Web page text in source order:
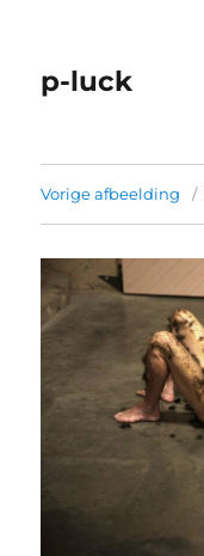
p-luck
Vorige afbeelding